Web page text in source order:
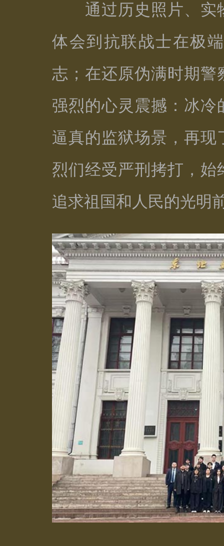
通过历史照片、实
体会到抗联战士在极
志；在还原伪满时期
强烈的心灵震撼：冰
逼真的监狱场景，再
烈们经受严刑拷打，
追求祖国和人民的光明